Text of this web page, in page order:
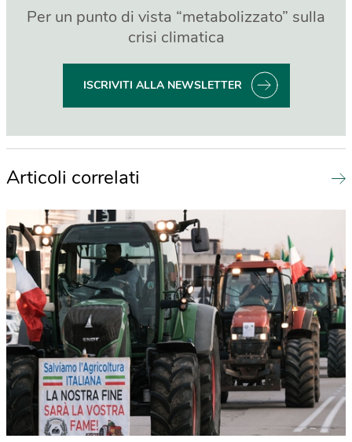
Per un punto di vista “metabolizzato” sulla
crisi climatica
ISCRIVITI ALLA NEWSLETTER
Articoli correlati